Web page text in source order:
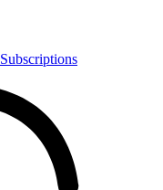
Subscriptions